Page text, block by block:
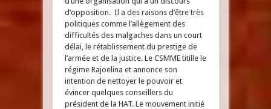
d’opposition. Il a des raisons d’être très
politiques comme l’allègement des
difficultés des malgaches dans un court
délai, le rétablissement du prestige de
l’armée et de la justice. Le CSMME titille le
régime Rajoelina et annonce son
intention de nettoyer le pouvoir et
évincer quelques conseillers du
président de la HAT. Le mouvement initié